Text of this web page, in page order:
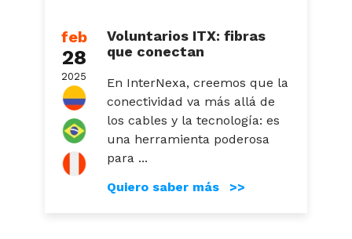
feb
28
2025
Voluntarios ITX: fibras
que conectan
En InterNexa, creemos que la
conectividad va más allá de
los cables y la tecnología: es
una herramienta poderosa
para ...
Quiero saber más >>